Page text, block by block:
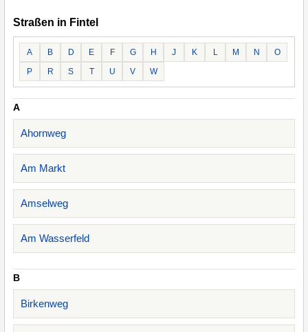
Straßen in Fintel
A B D E F G H J K L M N
O
P
R S T U V W
A
Ahornweg
Am Markt
Amselweg
Am Wasserfeld
B
Birkenweg